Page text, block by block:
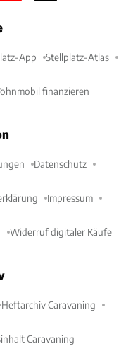
App Stellplatz-Atlas
finanzieren
Datenschutz
Impressum
Widerruf digitaler Käufe
Heftarchiv Caravaning
Caravaning